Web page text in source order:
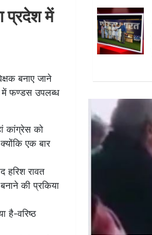
प्रदेश में
बनाए जाने
में फण्डस उपलब्ध
कांग्रेस को
एक बार
हरिश रावत
की प्रकिया
है-वरिष्ठ